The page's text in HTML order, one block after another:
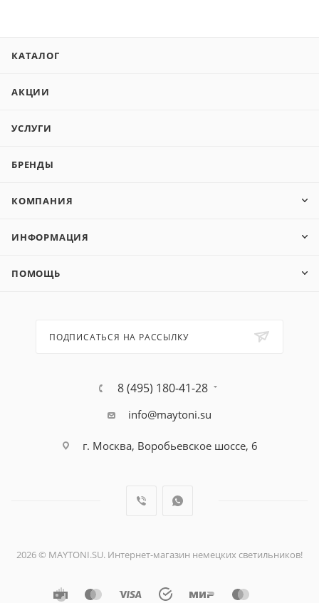
КАТАЛОГ
АКЦИИ
УСЛУГИ
БРЕНДЫ
КОМПАНИЯ
ИНФОРМАЦИЯ
ПОМОЩЬ
ПОДПИСАТЬСЯ НА РАССЫЛКУ
8 (495) 180-41-28
info@maytoni.su
г. Москва, Воробьевское шоссе, 6
2026 © MAYTONI.SU. Интернет-магазин немецких светильников!